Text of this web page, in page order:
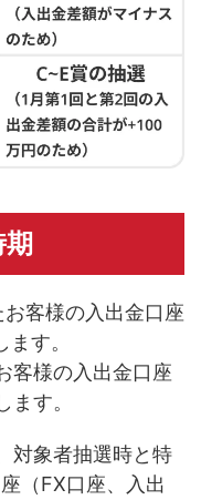
客様の入出金口座
す。
客様の入出金口座
ます。
対象者抽選時と特
（FX口座、入出